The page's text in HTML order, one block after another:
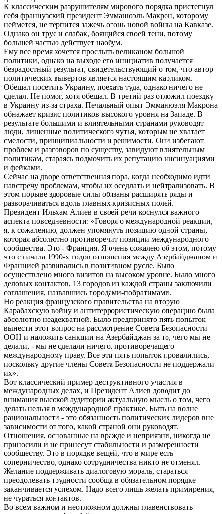
К классическим разрушителям мирового порядка пристегнул
себя французский президент Эмманюэль Макрон, которому
неймется, не терпится зажечь огонь новой войны на Кавказе.
Однако он трус и слабак, боящийся своей тени, потому
большей частью действует наобум.
Ему все время хочется прослыть великаном большой
политики, однако на выходе его инициатив получается
безрадостный результат, свидетельствующий о том, что автор
политических вывертов является настоящим карликом.
Обещал посетить Украину, поехать туда, однако ничего не
сделал. Не помог, хотя обещал. В третий раз отложил поездку
в Украину из-за страха. Печальный опыт Эмманюэля Макрона
обнажает кризис политиков высокого уровня на Западе. В
результате большими и влиятельными странами руководят
люди, лишенные политического чутья, которым не хватает
смелости, принципиальности и решимости. Они избегают
проблем и разговоров по существу, завидуют влиятельным
политикам, стараясь подмочить их репутацию инсинуациями
и фейками.
Сейчас на дворе ответственная пора, когда необходимо идти
навстречу проблемам, чтобы их оседлать и нейтрализовать. В
этом порыве здоровые силы обязаны расширять ряды и
разворачиваться вдоль главных кризисных полей.
Президент Ильхам Алиев в своей речи коснулся важного
аспекта повседневности: «Говоря о международной реакции,
я, к сожалению, должен упомянуть позицию одной страны,
которая абсолютно противоречит позиции международного
сообщества. Это - Франция. Я очень сожалею об этом, потому
что с начала 1990-х годов отношения между Азербайджаном и
Францией развивались в позитивном русле. Было
осуществлено много визитов на высоком уровне. Было много
деловых контактов, 13 городов из каждой страны заключили
соглашения, назвавшись городами-побратимами.
Но реакция французского правительства на вторую
Карабахскую войну и антитеррористическую операцию была
абсолютно неадекватной. Было предпринято пять попыток
вынести этот вопрос на рассмотрение Совета Безопасности
ООН и наложить санкции на Азербайджан за то, чего мы не
делали, - мы не сделали ничего, противоречащего
международному праву. Все эти пять попыток провалились,
поскольку другие члены Совета Безопасности не поддержали
их».
Вот классический пример деструктивного участия в
международных делах, и Президент Алиев доводит до
внимания высокой аудитории актуальную мысль о том, чего
делать нельзя в международной практике. Быть на волне
рациональности - это обязанность политических лидеров вне
зависимости от того, какой страной они руководят.
Отношения, основанные на вражде и неприязни, никогда не
приносили и не принесут стабильности и размеренности
сообществу. Это в порядке вещей, что в мире есть
соперничество, однако сотрудничества никто не отменял.
Желание поддерживать диалоговую мораль, стараться
преодолевать трудности сообща в обязательном порядке
заканчивается успехом. Надо всего лишь желать примирения,
не чураться контактов.
Во всем важном и неотложном должны главенствовать